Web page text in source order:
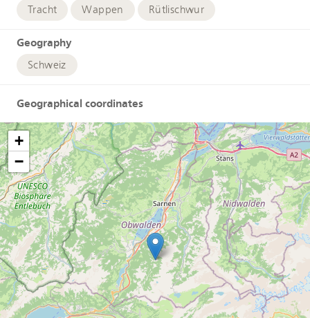
Tracht Wappen Rütlischwur
Geography
Schweiz
Geographical coordinates
+
−